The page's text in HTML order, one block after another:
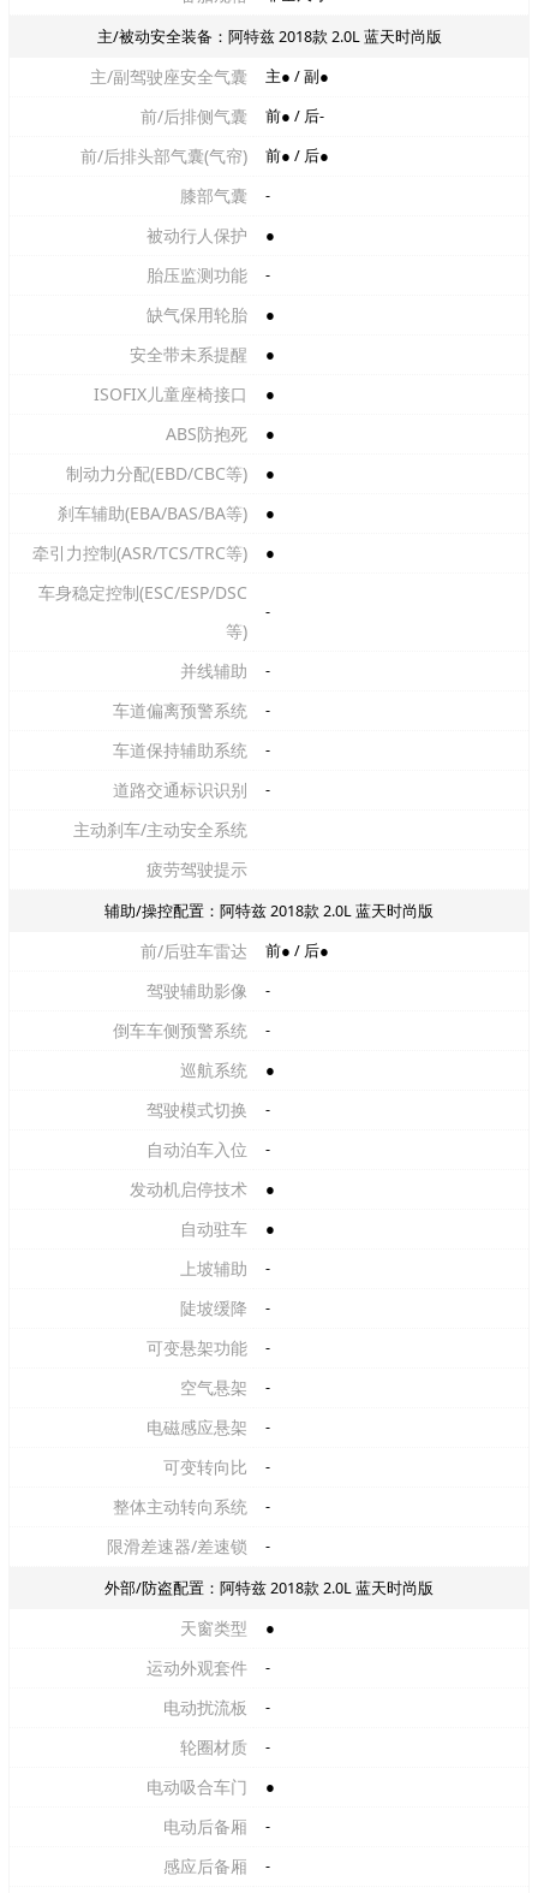
主/被动安全装备：阿特兹 2018款 2.0L 蓝天时尚版
主/副驾驶座安全气囊 主● / 副●
前/后排侧气囊 前● / 后-
前/后排头部气囊(气帘) 前● / 后●
膝部气囊 -
被动行人保护 ●
胎压监测功能 -
缺气保用轮胎 ●
安全带未系提醒 ●
ISOFIX儿童座椅接口 ●
ABS防抱死 ●
制动力分配(EBD/CBC等) ●
刹车辅助(EBA/BAS/BA等) ●
牵引力控制(ASR/TCS/TRC等) ●
车身稳定控制(ESC/ESP/DSC
等)
-
并线辅助 -
车道偏离预警系统 -
车道保持辅助系统 -
道路交通标识识别 -
主动刹车/主动安全系统
疲劳驾驶提示
辅助/操控配置：阿特兹 2018款 2.0L 蓝天时尚版
前/后驻车雷达 前● / 后●
驾驶辅助影像 -
倒车车侧预警系统 -
巡航系统 ●
驾驶模式切换 -
自动泊车入位 -
发动机启停技术 ●
自动驻车 ●
上坡辅助 -
陡坡缓降 -
可变悬架功能 -
空气悬架 -
电磁感应悬架 -
可变转向比 -
整体主动转向系统 -
限滑差速器/差速锁 -
外部/防盗配置：阿特兹 2018款 2.0L 蓝天时尚版
天窗类型 ●
运动外观套件 -
电动扰流板 -
轮圈材质 -
电动吸合车门 ●
电动后备厢 -
感应后备厢 -